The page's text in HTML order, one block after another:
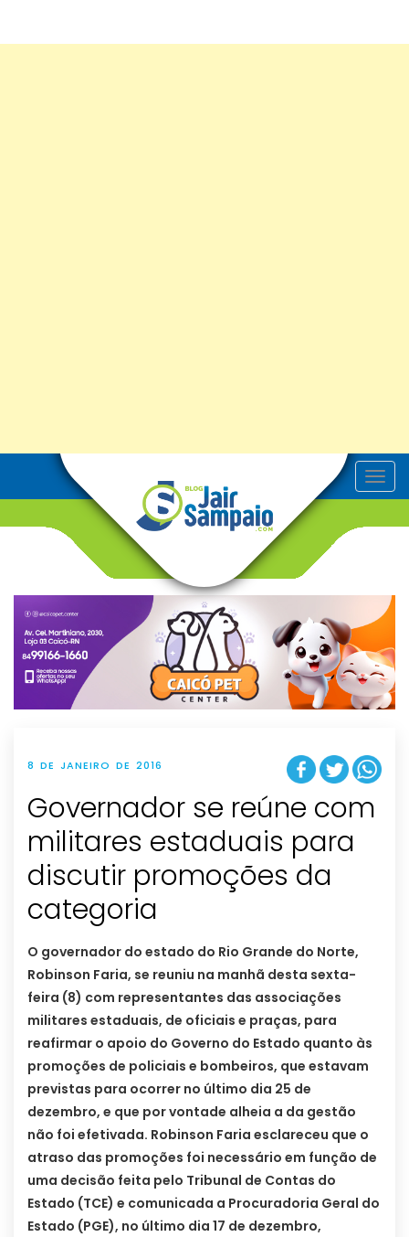
T
o
v
g
t
i
o
n
8 DE JANEIRO DE 2016
Governador se reúne com
militares estaduais para
discutir promoções da
O governador do estado do Rio Grande do Norte,
Robinson Faria, se reuniu na manhã desta sexta-
feira (8) com representantes das associações
militares estaduais, de oficiais e praças, para
reafirmar o apoio do Governo do Estado quanto às
promoções de policiais e bombeiros, que estavam
previstas para ocorrer no último dia 25 de
dezembro, e que por vontade alheia a da gestão
não foi efetivada. Robinson Faria esclareceu que o
atraso das promoções foi necessário em função de
uma decisão feita pelo Tribunal de Contas do
Estado (TCE) e comunicada a Procuradoria Geral do
Estado (PGE), no último dia 17 de dezembro,